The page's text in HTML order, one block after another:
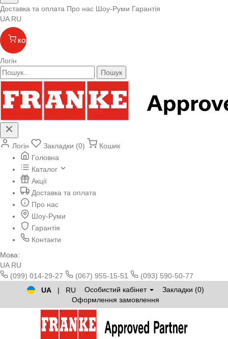
Доставка та оплата Про нас Шоу-Руми Гарантія
UA RU
КОШИК
Логін
Пошук
Логін Закладки (0)
Кошик
Головна
Каталог
Акції
Доставка та оплата
Про нас
Шоу-Руми
Гарантія
Контакти
Мова:
UA RU
(099) 014-29-27
(067) 955-15-51
(093) 590-50-77
UA
| RU Особистий кабінет
Закладки (0)
Оформлення замовлення